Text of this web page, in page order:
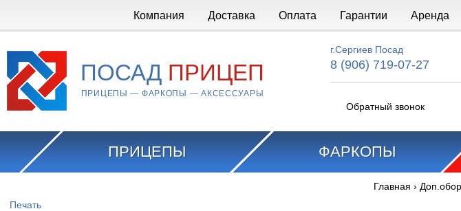
Компания Доставка Оплата Гарантии Аренда
ПОСАД ПРИЦЕП
ПРИЦЕПЫ — ФАРКОПЫ — АКСЕССУАРЫ
г.Сергиев Посад
8 (906) 719-07-27
Обратный звонок
ПРИЦЕПЫ ФАРКОПЫ
Главная ›
Печать